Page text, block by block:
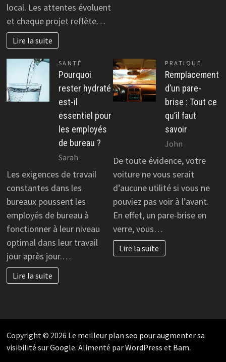
local. Les attentes évoluent
et chaque projet reflète…
Lire la suite
SANTÉ
Pourquoi
rester hydraté
est-il
essentiel pour
les employés
de bureau ?
Sarah
Les exigences de travail
constantes dans les
bureaux poussent les
employés de bureau à
fonctionner à leur niveau
optimal dans leur travail
jour après jour.…
Lire la suite
PRATIQUE
Remplacement
d’un pare-
brise : Tout ce
qu’il faut
savoir
John
De toute évidence, votre
voiture ne vous serait
d’aucune utilité si vous ne
pouviez pas voir à l’avant.
En effet, un pare-brise en
verre, vous…
Lire la suite
Copyright © 2026 Le meilleur plan seo pour augmenter sa
visibilité sur Google. Alimenté parWordPress et Bam.